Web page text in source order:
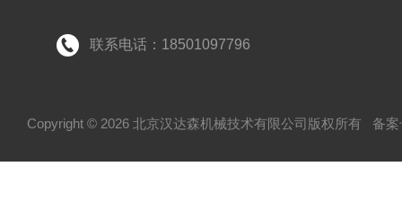
联系电话：18501097796
Copyright © 2026 北京汉达森机械技术有限公司版权所有 备案